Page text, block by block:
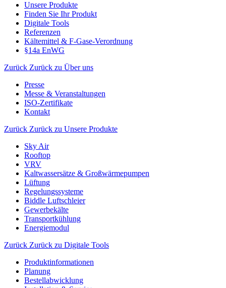
Unsere Produkte
Finden Sie Ihr Produkt
Digitale Tools
Referenzen
Kältemittel & F-Gase-Verordnung
§14a EnWG
Zurück Zurück zu Über uns
Presse
Messe & Veranstaltungen
ISO-Zertifikate
Kontakt
Zurück Zurück zu Unsere Produkte
Sky Air
Rooftop
VRV
Kaltwassersätze & Großwärmepumpen
Lüftung
Regelungssysteme
Biddle Luftschleier
Gewerbekälte
Transportkühlung
Energiemodul
Zurück Zurück zu Digitale Tools
Produktinformationen
Planung
Bestellabwicklung